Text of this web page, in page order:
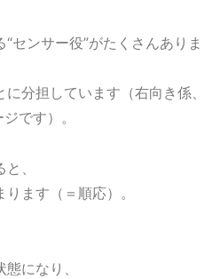
センサー役”がたくさんありま
分担しています（右向き係、
です）。
、
ます（＝順応）。
になり、